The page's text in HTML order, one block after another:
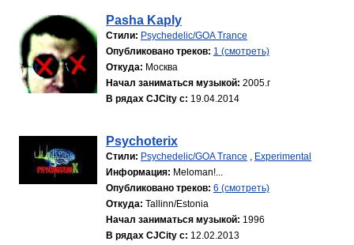
Pasha Kaply
Стили: Psychedelic/GOA Trance
Опубликовано треков: 1 (смотреть)
Откуда: Москва
Начал заниматься музыкой: 2005.г
В рядах CJCity с: 19.04.2014
Psychoterix
Стили: Psychedelic/GOA Trance , Experimental
Информация: Meloman!...
Опубликовано треков: 6 (смотреть)
Откуда: Tallinn/Estonia
Начал заниматься музыкой: 1996
В рядах CJCity с: 12.02.2013